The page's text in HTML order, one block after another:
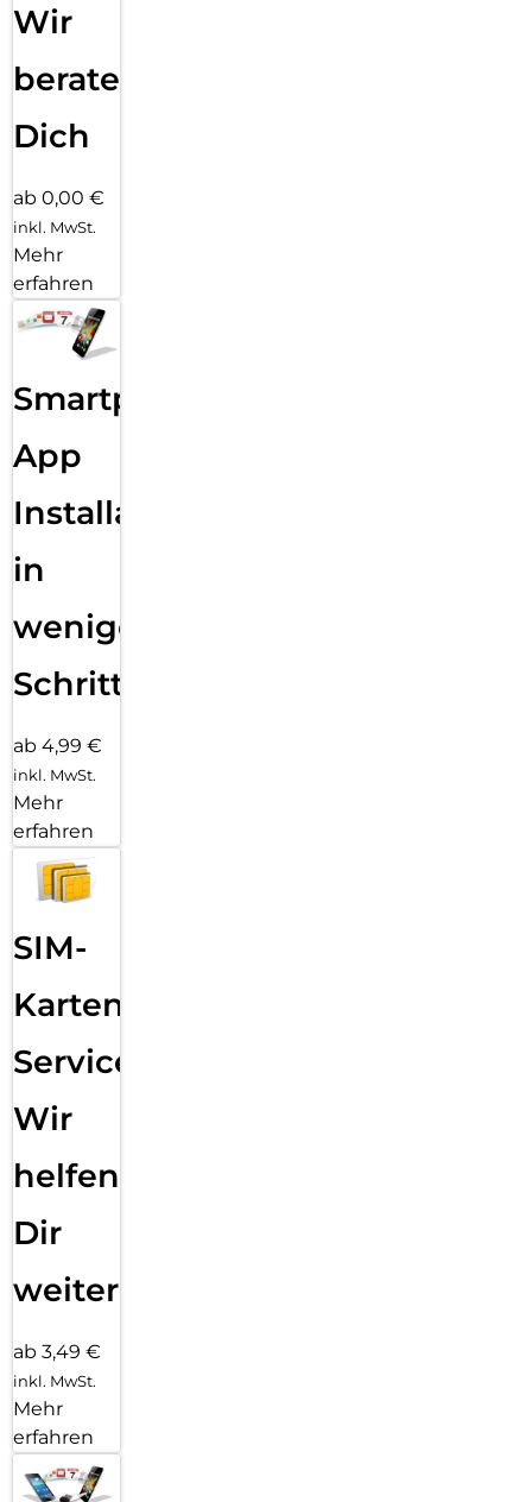
Wir
beraten
Dich
ab 0,00 €
inkl. MwSt.
Mehr
erfahren
Smartphone
App
Installation
in
wenigen
Schritten
ab 4,99 €
inkl. MwSt.
Mehr
erfahren
SIM-
Karten
Service:
Wir
helfen
Dir
weiter
ab 3,49 €
inkl. MwSt.
Mehr
erfahren